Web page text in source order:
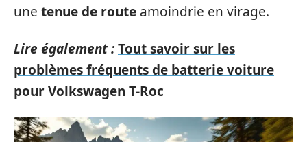
une tenue de route amoindrie en virage.
Lire également :Tout savoir sur les
problèmes fréquents de batterie voiture
pour Volkswagen T-Roc